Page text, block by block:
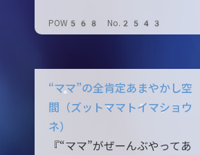
POW568 No.2543
“ママ”の全肯定あまやかし空
間（ズットママトイマショウ
ネ）
『“ママ”がぜーんぶやってあ